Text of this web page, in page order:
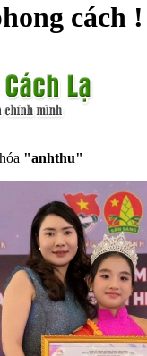
cách !
"anhthu"